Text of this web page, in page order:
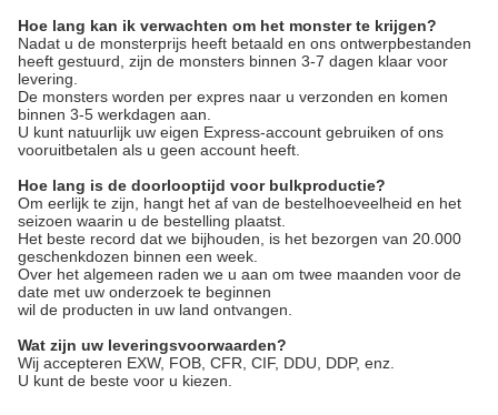
Hoe lang kan ik verwachten om het monster te krijgen?
Nadat u de monsterprijs heeft betaald en ons ontwerpbestanden
heeft gestuurd, zijn de monsters binnen 3-7 dagen klaar voor
levering.
De monsters worden per expres naar u verzonden en komen
binnen 3-5 werkdagen aan.
U kunt natuurlijk uw eigen Express-account gebruiken of ons
vooruitbetalen als u geen account heeft.
Hoe lang is de doorlooptijd voor bulkproductie?
Om eerlijk te zijn, hangt het af van de bestelhoeveelheid en het
seizoen waarin u de bestelling plaatst.
Het beste record dat we bijhouden, is het bezorgen van 20.000
geschenkdozen binnen een week.
Over het algemeen raden we u aan om twee maanden voor de
date met uw onderzoek te beginnen
wil de producten in uw land ontvangen.
Wat zijn uw leveringsvoorwaarden?
Wij accepteren EXW, FOB, CFR, CIF, DDU, DDP, enz.
U kunt de beste voor u kiezen.